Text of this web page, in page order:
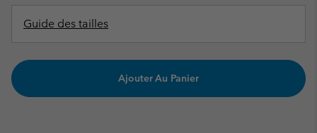
Guide des tailles
Ajouter Au Panier